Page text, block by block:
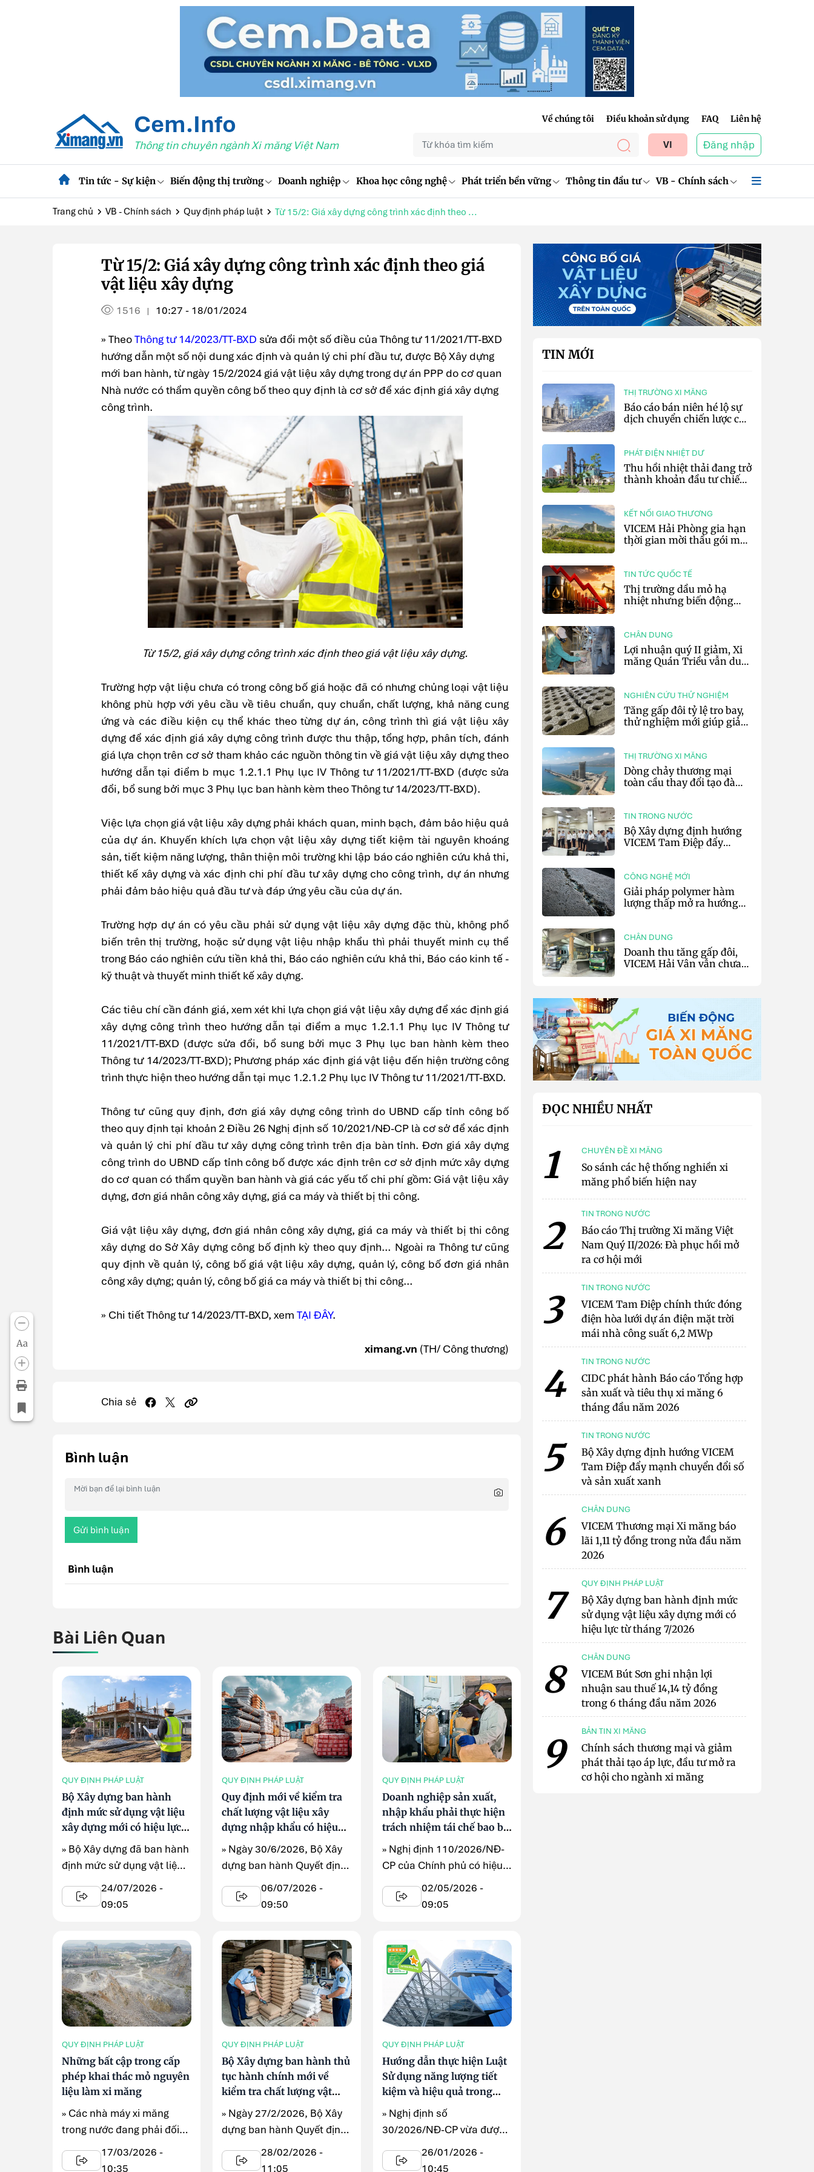
Cem.Info
Thông tin chuyên ngành Xi măng Việt Nam
Về chúng tôi Điều khoản sử dụng FAQ Liên hệ
VI Đăng nhập
Tin tức - Sự kiện Biến động thị trường Doanh nghiệp Khoa học công nghệ Phát triển bền vững Thông tin đầu tư VB - Chính sách
Trang chủ VB - Chính sách Quy định pháp luật Từ 15/2: Giá xây dựng công trình xác định theo ...
Aa
Từ 15/2: Giá xây dựng công trình xác định theo giá
vật liệu xây dựng
1516 | 10:27 - 18/01/2024
» TheoThông tư 14/2023/TT-BXD sửa đổi một số điều của Thông tư 11/2021/TT-BXD
hướng dẫn một số nội dung xác định và quản lý chi phí đầu tư, được Bộ Xây dựng
mới ban hành, từ ngày 15/2/2024 giá vật liệu xây dựng trong dự án PPP do cơ quan
Nhà nước có thẩm quyền công bố theo quy định là cơ sở để xác định giá xây dựng
công trình.
Từ 15/2, giá xây dựng công trình xác định theo giá vật liệu xây dựng.
Trường hợp vật liệu chưa có trong công bố giá hoặc đã có nhưng chủng loại vật liệu
không phù hợp với yêu cầu về tiêu chuẩn, quy chuẩn, chất lượng, khả năng cung
ứng và các điều kiện cụ thể khác theo từng dự án, công trình thì giá vật liệu xây
dựng để xác định giá xây dựng công trình được thu thập, tổng hợp, phân tích, đánh
giá lựa chọn trên cơ sở tham khảo các nguồn thông tin về giá vật liệu xây dựng theo
hướng dẫn tại điểm b mục 1.2.1.1 Phụ lục IV Thông tư 11/2021/TT-BXD (được sửa
đổi, bổ sung bởi mục 3 Phụ lục ban hành kèm theo Thông tư 14/2023/TT-BXD).
Việc lựa chọn giá vật liệu xây dựng phải khách quan, minh bạch, đảm bảo hiệu quả
của dự án. Khuyến khích lựa chọn vật liệu xây dựng tiết kiệm tài nguyên khoáng
sản, tiết kiệm năng lượng, thân thiện môi trường khi lập báo cáo nghiên cứu khả thi,
thiết kế xây dựng và xác định chi phí đầu tư xây dựng cho công trình, dự án nhưng
phải đảm bảo hiệu quả đầu tư và đáp ứng yêu cầu của dự án.
Trường hợp dự án có yêu cầu phải sử dụng vật liệu xây dựng đặc thù, không phổ
biến trên thị trường, hoặc sử dụng vật liệu nhập khẩu thì phải thuyết minh cụ thể
trong Báo cáo nghiên cứu tiền khả thi, Báo cáo nghiên cứu khả thi, Báo cáo kinh tế -
kỹ thuật và thuyết minh thiết kế xây dựng.
Các tiêu chí cần đánh giá, xem xét khi lựa chọn giá vật liệu xây dựng để xác định giá
xây dựng công trình theo hướng dẫn tại điểm a mục 1.2.1.1 Phụ lục IV Thông tư
11/2021/TT-BXD (được sửa đổi, bổ sung bởi mục 3 Phụ lục ban hành kèm theo
Thông tư 14/2023/TT-BXD); Phương pháp xác định giá vật liệu đến hiện trường công
trình thực hiện theo hướng dẫn tại mục 1.2.1.2 Phụ lục IV Thông tư 11/2021/TT-BXD.
Thông tư cũng quy định, đơn giá xây dựng công trình do UBND cấp tỉnh công bố
theo quy định tại khoản 2 Điều 26 Nghị định số 10/2021/NĐ-CP là cơ sở để xác định
và quản lý chi phí đầu tư xây dựng công trình trên địa bàn tỉnh. Đơn giá xây dựng
công trình do UBND cấp tỉnh công bố được xác định trên cơ sở định mức xây dựng
do cơ quan có thẩm quyền ban hành và giá các yếu tố chi phí gồm: Giá vật liệu xây
dựng, đơn giá nhân công xây dựng, giá ca máy và thiết bị thi công.
Giá vật liệu xây dựng, đơn giá nhân công xây dựng, giá ca máy và thiết bị thi công
xây dựng do Sở Xây dựng công bố định kỳ theo quy định… Ngoài ra Thông tư cũng
quy định về quản lý, công bố giá vật liệu xây dựng, quản lý, công bố đơn giá nhân
công xây dựng; quản lý, công bố giá ca máy và thiết bị thi công…
» Chi tiết Thông tư 14/2023/TT-BXD, xem TẠI ĐÂY.
ximang.vn (TH/ Công thương)
Chia sẻ
Bình luận
Gửi bình luận
Bình luận
Bài Liên Quan
QUY ĐỊNH PHÁP LUẬT
Bộ Xây dựng ban hành
định mức sử dụng vật liệu
xây dựng mới có hiệu lực
từ tháng 7/2026
» Bộ Xây dựng đã ban hành
định mức sử dụng vật liệu
xây dựng mới tại Phụ lục ...
24/07/2026 -
09:05
QUY ĐỊNH PHÁP LUẬT
Quy định mới về kiểm tra
chất lượng vật liệu xây
dựng nhập khẩu có hiệu
lực từ ngày 1/7
» Ngày 30/6/2026, Bộ Xây
dựng ban hành Quyết định
số 1095/QĐ-BXD công bố
thủ tục ...
06/07/2026 -
09:50
QUY ĐỊNH PHÁP LUẬT
Doanh nghiệp sản xuất,
nhập khẩu phải thực hiện
trách nhiệm tái chế bao bì
theo quy định mới từ 25/5
» Nghị định 110/2026/NĐ-
CP của Chính phủ có hiệu
lực từ ngày 25/5/2026, quy
02/05/2026 -
09:05
QUY ĐỊNH PHÁP LUẬT
Những bất cập trong cấp
phép khai thác mỏ nguyên
liệu làm xi măng
» Các nhà máy xi măng
trong nước đang phải đối
diện với những khó khăn
nhất định ...
17/03/2026 -
10:35
QUY ĐỊNH PHÁP LUẬT
Bộ Xây dựng ban hành thủ
tục hành chính mới về
kiểm tra chất lượng vật
liệu xây dựng nhập khẩu
» Ngày 27/2/2026, Bộ Xây
dựng ban hành Quyết định
số 251/QĐ-BXD về việc
công bố thủ ...
28/02/2026 -
11:05
QUY ĐỊNH PHÁP LUẬT
Hướng dẫn thực hiện Luật
Sử dụng năng lượng tiết
kiệm và hiệu quả trong
quản lý vật liệu xây dựng
» Nghị định số
30/2026/NĐ-CP vừa được
Chính phủ ban hành đã quy
định cụ thể nhiều nội ...
26/01/2026 -
10:45
TIN MỚI
THỊ TRƯỜNG XI MĂNG
Báo cáo bán niên hé lộ sự
dịch chuyển chiến lược của
PHÁT ĐIỆN NHIỆT DƯ
Thu hồi nhiệt thải đang trở
thành khoản đầu tư chiến
KẾT NỐI GIAO THƯƠNG
VICEM Hải Phòng gia hạn
thời gian mời thầu gói mua
TIN TỨC QUỐC TẾ
Thị trường dầu mỏ hạ
nhiệt nhưng biến động
CHÂN DUNG
Lợi nhuận quý II giảm, Xi
măng Quán Triều vẫn duy
NGHIÊN CỨU THỬ NGHIỆM
Tăng gấp đôi tỷ lệ tro bay,
thử nghiệm mới giúp giảm
THỊ TRƯỜNG XI MĂNG
Dòng chảy thương mại
toàn cầu thay đổi tạo đà
TIN TRONG NƯỚC
Bộ Xây dựng định hướng
VICEM Tam Điệp đẩy
CÔNG NGHỆ MỚI
Giải pháp polymer hàm
lượng thấp mở ra hướng
CHÂN DUNG
Doanh thu tăng gấp đôi,
VICEM Hải Vân vẫn chưa
ĐỌC NHIỀU NHẤT
1 CHUYÊN ĐỀ XI MĂNG
So sánh các hệ thống nghiền xi
măng phổ biến hiện nay
2 TIN TRONG NƯỚC
Báo cáo Thị trường Xi măng Việt
Nam Quý II/2026: Đà phục hồi mở
ra cơ hội mới
3 TIN TRONG NƯỚC
VICEM Tam Điệp chính thức đóng
điện hòa lưới dự án điện mặt trời
mái nhà công suất 6,2 MWp
4 TIN TRONG NƯỚC
CIDC phát hành Báo cáo Tổng hợp
sản xuất và tiêu thụ xi măng 6
tháng đầu năm 2026
5 TIN TRONG NƯỚC
Bộ Xây dựng định hướng VICEM
Tam Điệp đẩy mạnh chuyển đổi số
và sản xuất xanh
6 CHÂN DUNG
VICEM Thương mại Xi măng báo
lãi 1,11 tỷ đồng trong nửa đầu năm
2026
7 QUY ĐỊNH PHÁP LUẬT
Bộ Xây dựng ban hành định mức
sử dụng vật liệu xây dựng mới có
hiệu lực từ tháng 7/2026
8 CHÂN DUNG
VICEM Bút Sơn ghi nhận lợi
nhuận sau thuế 14,14 tỷ đồng
trong 6 tháng đầu năm 2026
9 BẢN TIN XI MĂNG
Chính sách thương mại và giảm
phát thải tạo áp lực, đầu tư mở ra
cơ hội cho ngành xi măng